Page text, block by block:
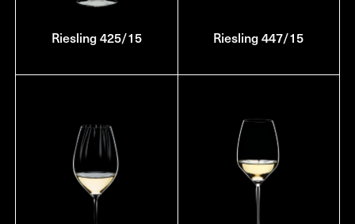
Riesling 425/15 Riesling 447/15